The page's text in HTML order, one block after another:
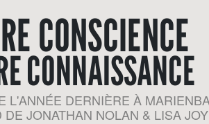
CONSCIENCE
CONNAISSANCE
L'ANNÉE DERNIÈRE À
DE JONATHAN NOLAN & LISA JOY